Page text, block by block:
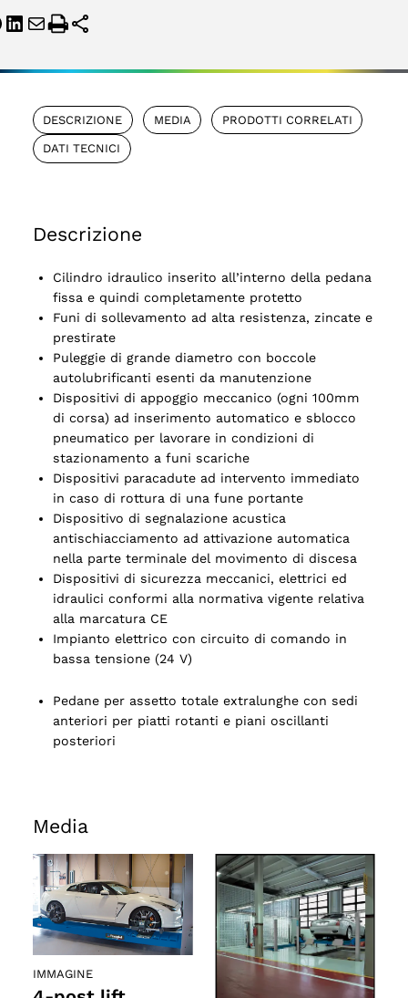
DESCRIZIONE MEDIA PRODOTTI CORRELATI
DATI TECNICI
Descrizione
Cilindro idraulico inserito all’interno della pedana
fissa e quindi completamente protetto
Funi di sollevamento ad alta resistenza, zincate e
prestirate
Puleggie di grande diametro con boccole
autolubrificanti esenti da manutenzione
Dispositivi di appoggio meccanico (ogni 100mm
di corsa) ad inserimento automatico e sblocco
pneumatico per lavorare in condizioni di
stazionamento a funi scariche
Dispositivi paracadute ad intervento immediato
in caso di rottura di una fune portante
Dispositivo di segnalazione acustica
antischiacciamento ad attivazione automatica
nella parte terminale del movimento di discesa
Dispositivi di sicurezza meccanici, elettrici ed
idraulici conformi alla normativa vigente relativa
alla marcatura CE
Impianto elettrico con circuito di comando in
bassa tensione (24 V)
Pedane per assetto totale extralunghe con sedi
anteriori per piatti rotanti e piani oscillanti
posteriori
Media
IMMAGINE